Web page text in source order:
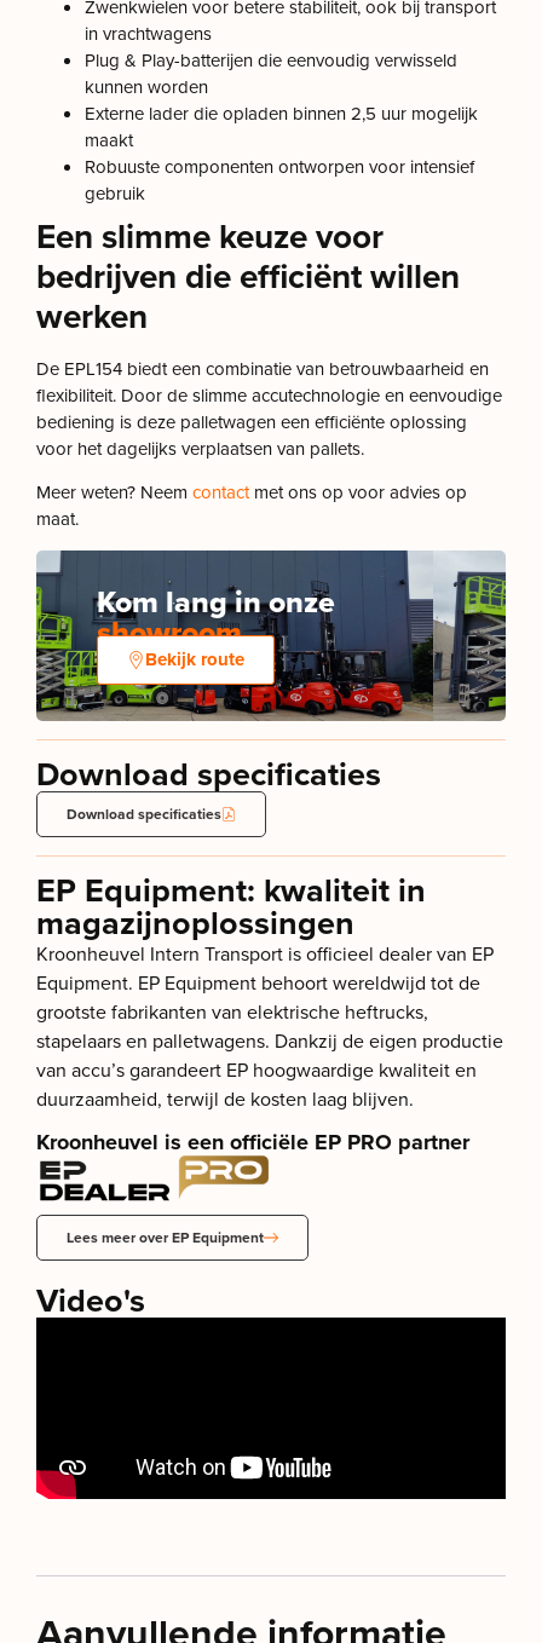
Zwenkwielen voor betere stabiliteit, ook bij transport
in vrachtwagens
Plug & Play-batterijen die eenvoudig verwisseld
kunnen worden
Externe lader die opladen binnen 2,5 uur mogelijk
maakt
Robuuste componenten ontworpen voor intensief
gebruik
Een slimme keuze voor
bedrijven die efficiënt willen
werken
De EPL154 biedt een combinatie van betrouwbaarheid en
flexibiliteit. Door de slimme accutechnologie en eenvoudige
bediening is deze palletwagen een efficiënte oplossing
voor het dagelijks verplaatsen van pallets.
Meer weten? Neem contactmet ons op voor advies op
maat.
Kom lang in onze
showroom
Bekijk route
Download specificaties
Download specificaties
EP Equipment: kwaliteit in
magazijnoplossingen
Kroonheuvel Intern Transport is officieel dealer van EP
Equipment. EP Equipment behoort wereldwijd tot de
grootste fabrikanten van elektrische heftrucks,
stapelaars en palletwagens. Dankzij de eigen productie
van accu’s garandeert EP hoogwaardige kwaliteit en
duurzaamheid, terwijl de kosten laag blijven.
Kroonheuvel is een officiële EP PRO partner
Lees meer over EP Equipment
Video's